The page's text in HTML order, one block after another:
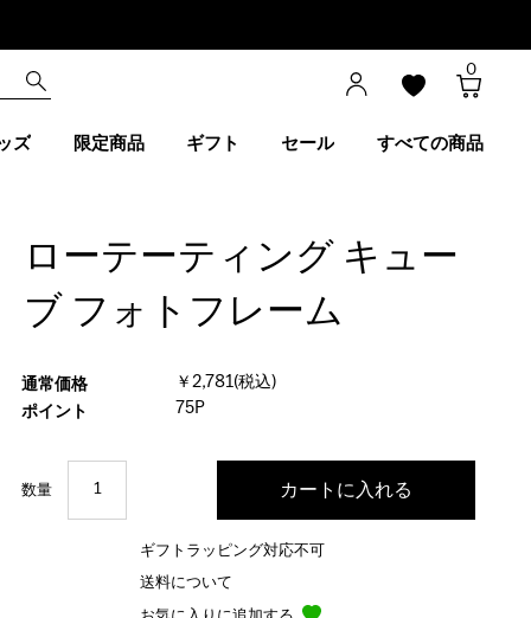
0
ズ 限定商品 ギフト セール すべての商品
ローテーティング キュー
ブ フォトフレーム
通常価格
￥2,781(税込)
ポイント
75P
数量
ギフトラッピング対応不可
送料について